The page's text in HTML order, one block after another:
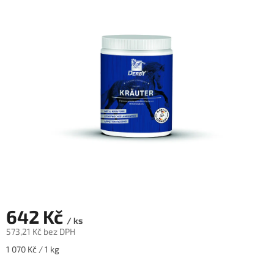
642 Kč / ks
573,21 Kč bez DPH
Měrná
1 070 Kč / 1 kg